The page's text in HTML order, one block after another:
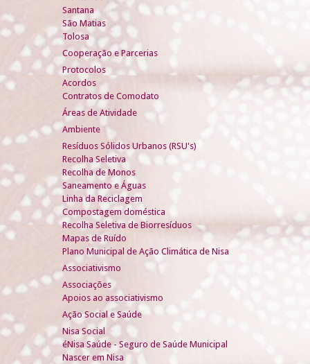
Santana
São Matias
Tolosa
Cooperação e Parcerias
Protocolos
Acordos
Contratos de Comodato
Áreas de Atividade
Ambiente
Resíduos Sólidos Urbanos (RSU's)
Recolha Seletiva
Recolha de Monos
Saneamento e Águas
Linha da Reciclagem
Compostagem doméstica
Recolha Seletiva de Biorresíduos
Mapas de Ruído
Plano Municipal de Ação Climática de Nisa
Associativismo
Associações
Apoios ao associativismo
Ação Social e Saúde
Nisa Social
éNisa Saúde - Seguro de Saúde Municipal
Nascer em Nisa